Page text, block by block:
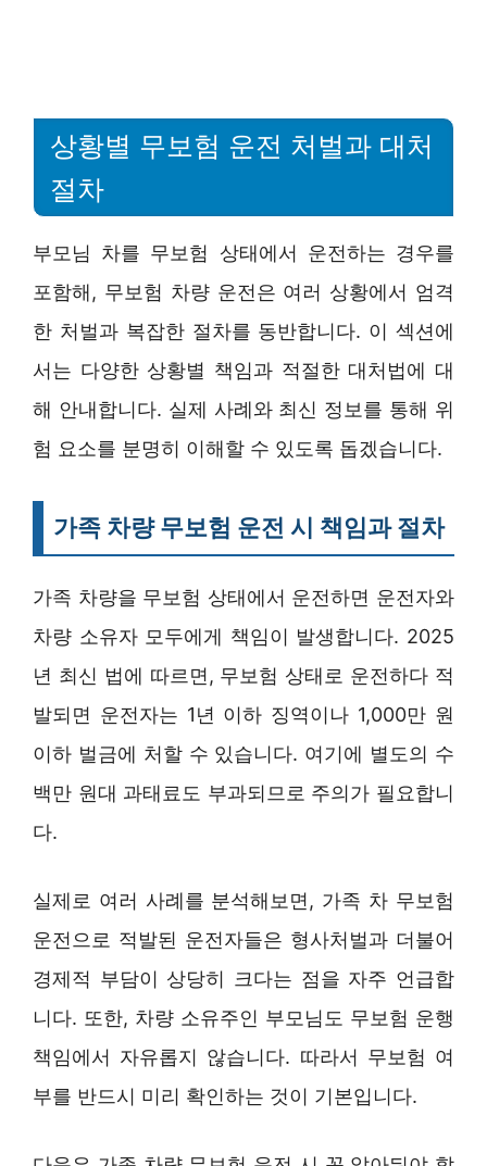
상황별 무보험 운전 처벌과 대처
절차
부모님 차를 무보험 상태에서 운전하는 경우를
포함해, 무보험 차량 운전은 여러 상황에서 엄격
한 처벌과 복잡한 절차를 동반합니다. 이 섹션에
서는 다양한 상황별 책임과 적절한 대처법에 대
해 안내합니다. 실제 사례와 최신 정보를 통해 위
험 요소를 분명히 이해할 수 있도록 돕겠습니다.
가족 차량 무보험 운전 시 책임과 절차
가족 차량을 무보험 상태에서 운전하면 운전자와
차량 소유자 모두에게 책임이 발생합니다. 2025
년 최신 법에 따르면, 무보험 상태로 운전하다 적
발되면 운전자는 1년 이하 징역이나 1,000만 원
이하 벌금에 처할 수 있습니다. 여기에 별도의 수
백만 원대 과태료도 부과되므로 주의가 필요합니
다.
실제로 여러 사례를 분석해보면, 가족 차 무보험
운전으로 적발된 운전자들은 형사처벌과 더불어
경제적 부담이 상당히 크다는 점을 자주 언급합
니다. 또한, 차량 소유주인 부모님도 무보험 운행
책임에서 자유롭지 않습니다. 따라서 무보험 여
부를 반드시 미리 확인하는 것이 기본입니다.